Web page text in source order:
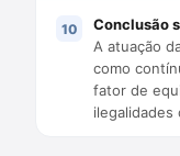
Conclusão
A atuação
como
fator de
ilegalidades